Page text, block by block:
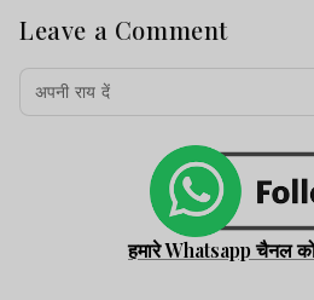
Leave a Comment
हमारे Whatsapp चैनल